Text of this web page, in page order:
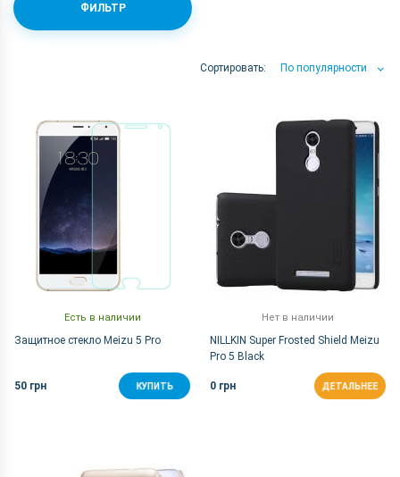
ФИЛЬТР
Сортировать: По популярности
По популярности
Есть в наличии
Защитное стекло Meizu 5 Pro
50 грн КУПИТЬ
Нет в наличии
NILLKIN Super Frosted Shield Meizu
Pro 5 Black
0 грн ДЕТАЛЬНЕЕ